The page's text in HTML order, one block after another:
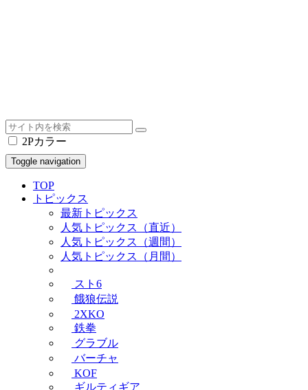
2Pカラー
Toggle navigation
TOP
トピックス
最新トピックス
人気トピックス（直近）
人気トピックス（週間）
人気トピックス（月間）
スト6
餓狼伝説
2XKO
鉄拳
グラブル
バーチャ
KOF
ギルティギア